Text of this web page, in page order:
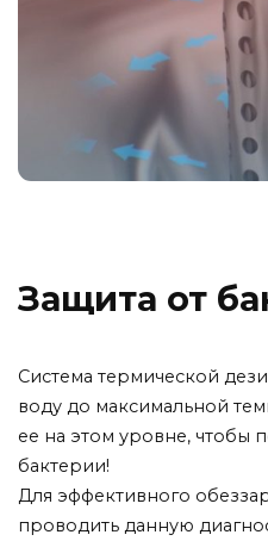
Защита от
Система термической
воду до максимальной
ее на этом уровне, чтобы
бактерии!
Для эффективного
проводить данную